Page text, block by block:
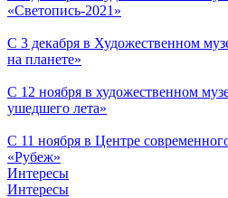
«Светопись-2021»
С 3 декабря в Художественном
на планете»
С 12 ноября в художественном
ушедшего лета»
С 11 ноября в Центре
«Рубеж»
Интересы
Интересы